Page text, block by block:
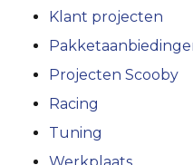
Klant projecten
Projecten Scooby
Racing
Tuning